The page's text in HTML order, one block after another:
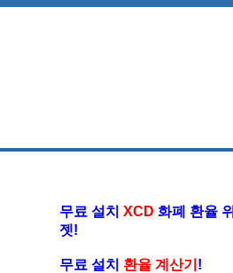
무료 설치 XCD 화폐 환율 위
젯!
무료 설치 환율 계산기 !